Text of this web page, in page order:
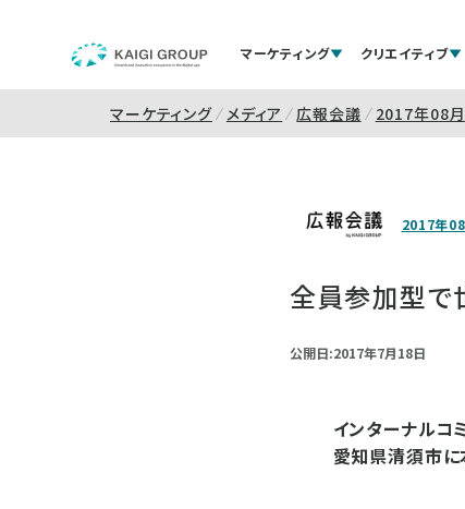
マーケティング クリエイティブ
マーケティング メディア 広報会議 2017年08
2017年
全員参加型で
公開日:2017年7月18日
インターナルコ
愛知県清須市に